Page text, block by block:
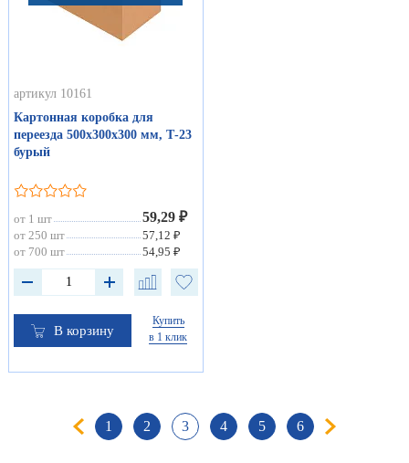
артикул 10161
Картонная коробка для
переезда 500х300х300 мм, Т-23
бурый
от 1 шт 59,29 ₽
от 250 шт
57,12 ₽
от 700 шт
54,95 ₽
В корзину
Купить
в 1 клик
1 2 3 4 5 6